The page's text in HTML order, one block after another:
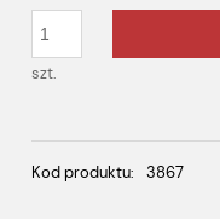
szt.
Kod produktu: 3867